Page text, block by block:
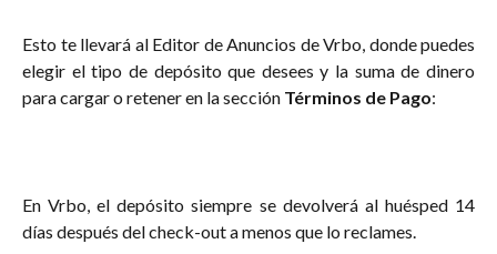
Esto te llevará al Editor de Anuncios de Vrbo, donde puedes
elegir el tipo de depósito que desees y la suma de dinero
para cargar o retener en la sección Términos de Pago:
En Vrbo, el depósito siempre se devolverá al huésped 14
días después del check-out a menos que lo reclames.